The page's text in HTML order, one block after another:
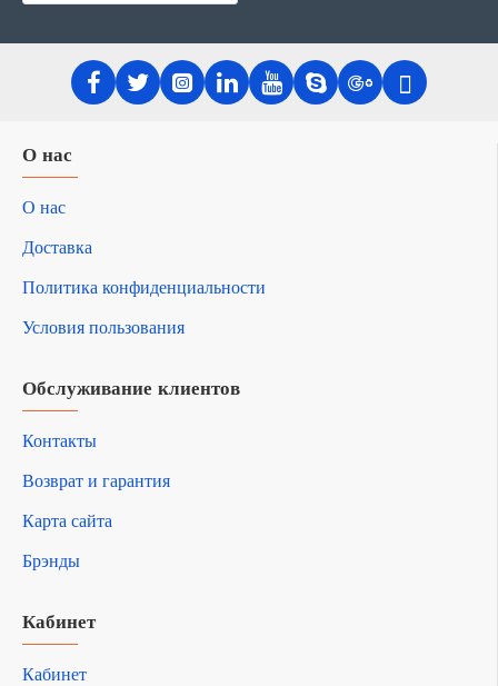
О нас
О нас
Доставка
Политика конфиденциальности
Условия пользования
Обслуживание клиентов
Контакты
Возврат и гарантия
Карта сайта
Брэнды
Кабинет
Кабинет